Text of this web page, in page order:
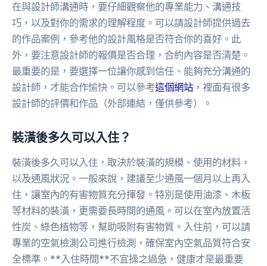
在與設計師溝通時，要仔細觀察他的專業能力、溝通技
巧，以及對你的需求的理解程度。可以請設計師提供過去
的作品案例，參考他的設計風格是否符合你的喜好。此
外，要注意設計師的報價是否合理，合約內容是否清楚。
最重要的是，要選擇一位讓你感到信任、能夠充分溝通的
設計師，才能合作愉快。可以參考這個網站 ，裡面有很多
設計師的評價和作品（外部連結，僅供參考）。
裝潢後多久可以入住？
裝潢後多久可以入住，取決於裝潢的規模、使用的材料，
以及通風狀況。一般來說，建議至少通風一個月以上再入
住，讓室內的有害物質充分揮發。特別是使用油漆、木板
等材料的裝潢，更需要長時間的通風。可以在室內放置活
性炭、綠色植物等，幫助吸附有害物質。入住前，可以請
專業的空氣檢測公司進行檢測，確保室內空氣品質符合安
全標準。**入住時間**不宜操之過急，健康才是最重要